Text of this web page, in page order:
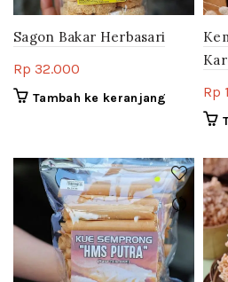
Sagon Bakar Herbasari
Rp 32.000
Tambah ke keranjang
Rp